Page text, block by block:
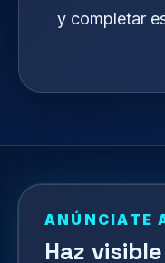
y completar
ANÚNCIATE
Haz